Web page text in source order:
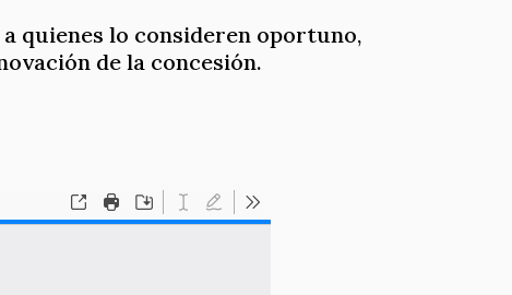
quienes lo consideren oportuno,
de la concesión.